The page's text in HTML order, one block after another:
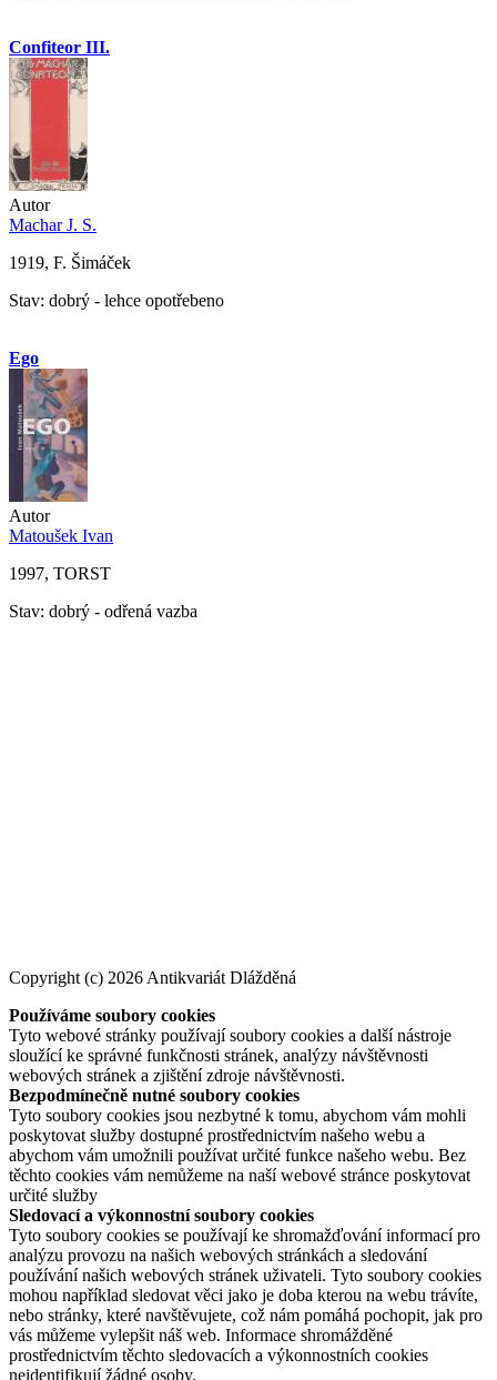
Confiteor III.
Autor
Machar J. S.
1919, F. Šimáček
Stav: dobrý - lehce opotřebeno
Ego
Autor
Matoušek Ivan
1997, TORST
Stav: dobrý - odřená vazba
Copyright (c) 2026 Antikvariát Dlážděná
Používáme soubory cookies
Tyto webové stránky používají soubory cookies a další nástroje
sloužící ke správné funkčnosti stránek, analýzy návštěvnosti
webových stránek a zjištění zdroje návštěvnosti.
Bezpodmínečně nutné soubory cookies
Tyto soubory cookies jsou nezbytné k tomu, abychom vám mohli
poskytovat služby dostupné prostřednictvím našeho webu a
abychom vám umožnili používat určité funkce našeho webu. Bez
těchto cookies vám nemůžeme na naší webové stránce poskytovat
určité služby
Sledovací a výkonnostní soubory cookies
Tyto soubory cookies se používají ke shromažďování informací pro
analýzu provozu na našich webových stránkách a sledování
používání našich webových stránek uživateli. Tyto soubory cookies
mohou například sledovat věci jako je doba kterou na webu trávíte,
nebo stránky, které navštěvujete, což nám pomáhá pochopit, jak pro
vás můžeme vylepšit náš web. Informace shromážděné
prostřednictvím těchto sledovacích a výkonnostních cookies
neidentifikují žádné osoby.